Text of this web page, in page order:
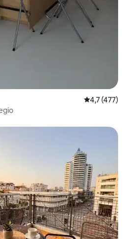
4,7 ud af 5 i
4,7 (477)